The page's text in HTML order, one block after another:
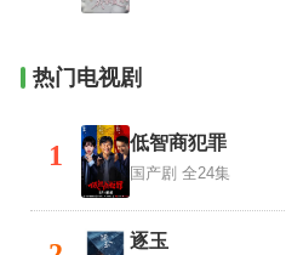
热门电视剧
1 低智商犯罪
国产剧 全24集
逐玉